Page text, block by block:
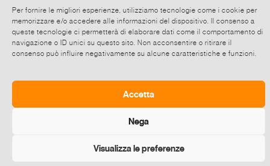
Per fornire le migliori esperienze, utilizziamo tecnologie come i cookie per
memorizzare e/o accedere alle informazioni del dispositivo. Il consenso a
queste tecnologie ci permetterà di elaborare dati come il comportamento di
navigazione o ID unici su questo sito. Non acconsentire o ritirare il
consenso può influire negativamente su alcune caratteristiche e funzioni.
Accetta
Nega
Visualizza le preferenze